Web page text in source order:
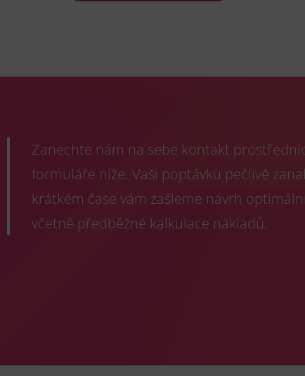
Zanechte nám na sebe kontakt
formuláře níže. Vaši poptávku pečlivě
krátkém čase vám zašleme návrh
včetně předběžné kalkulace nákladů.